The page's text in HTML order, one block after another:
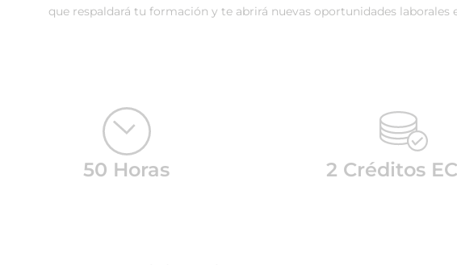
que respaldará tu formación y te abrirá nuevas oportunidades
50 Horas 2 Créditos